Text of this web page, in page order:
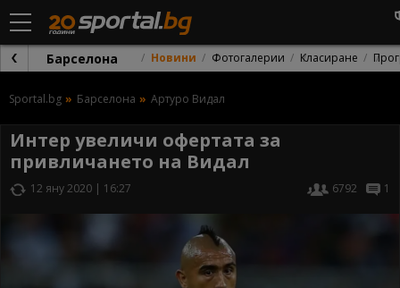
Барселона Новини Фотогалерии Класиране
Sportal.bg Барселона Артуро Видал
Интер увеличи офертата за
привличането на Видал
12 яну 2020 | 16:27 6792 1